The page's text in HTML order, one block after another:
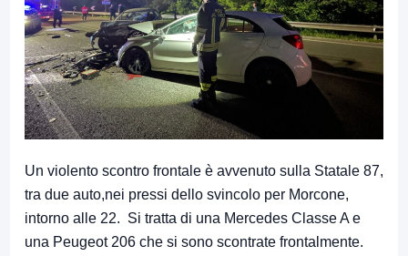
Un violento scontro frontale è avvenuto sulla Statale 87,
tra due auto,nei pressi dello svincolo per Morcone,
intorno alle 22. Si tratta di una Mercedes Classe A e
una Peugeot 206 che si sono scontrate frontalmente.